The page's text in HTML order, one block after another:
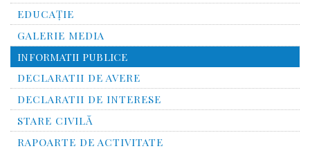
EDUCAȚIE
GALERIE MEDIA
INFORMATII PUBLICE
DECLARATII DE AVERE
DECLARATII DE INTERESE
STARE CIVILĂ
RAPOARTE DE ACTIVITATE